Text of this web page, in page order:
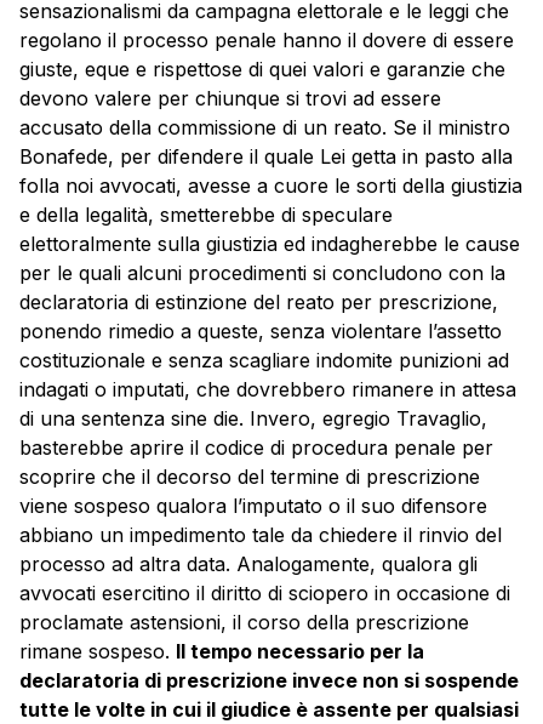
sensazionalismi da campagna elettorale e le leggi che
regolano il processo penale hanno il dovere di essere
giuste, eque e rispettose di quei valori e garanzie che
devono valere per chiunque si trovi ad essere
accusato della commissione di un reato. Se il ministro
Bonafede, per difendere il quale Lei getta in pasto alla
folla noi avvocati, avesse a cuore le sorti della giustizia
e della legalità, smetterebbe di speculare
elettoralmente sulla giustizia ed indagherebbe le cause
per le quali alcuni procedimenti si concludono con la
declaratoria di estinzione del reato per prescrizione,
ponendo rimedio a queste, senza violentare l’assetto
costituzionale e senza scagliare indomite punizioni ad
indagati o imputati, che dovrebbero rimanere in attesa
di una sentenza sine die. Invero, egregio Travaglio,
basterebbe aprire il codice di procedura penale per
scoprire che il decorso del termine di prescrizione
viene sospeso qualora l’imputato o il suo difensore
abbiano un impedimento tale da chiedere il rinvio del
processo ad altra data. Analogamente, qualora gli
avvocati esercitino il diritto di sciopero in occasione di
proclamate astensioni, il corso della prescrizione
rimane sospeso. Il tempo necessario per la
declaratoria di prescrizione invece non si sospende
tutte le volte in cui il giudice è assente per qualsiasi